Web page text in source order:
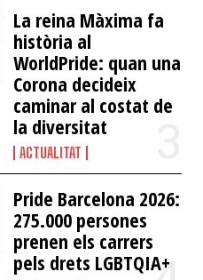
La reina Màxima fa
història al
WorldPride: quan una
Corona decideix
caminar al costat de
la diversitat
ACTUALITAT
Pride Barcelona 2026:
275.000 persones
prenen els carrers
pels drets LGBTQIA+